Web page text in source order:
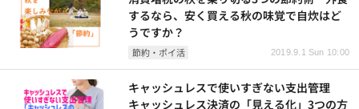
節約・ポイ活 2019.9.1 Sun 10:00
するなら、安く買える秋の味覚で自炊はど
うですか？
キャッシュレスで使いすぎない支出管理
キャッシュレス決済の「見える化」3つの方